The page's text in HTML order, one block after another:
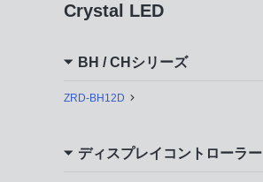
Crystal LED
BH / CHシリーズ
ZRD-BH12D
ディスプレイコントローラー